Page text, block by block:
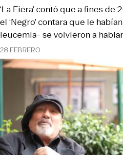
28 FEBRERO
‘La Fiera’ contó que a fines
el ‘Negro’ contara que le
leucemia- se volvieron a